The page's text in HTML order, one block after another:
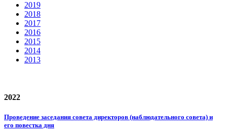
2019
2018
2017
2016
2015
2014
2013
2022
Проведение заседания совета директоров (наблюдательного совета) и
его повестка дня